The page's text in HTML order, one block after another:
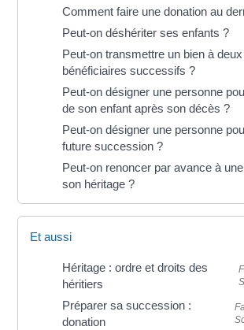
Comment faire une donation au
Peut-on déshériter ses enfants ?
Peut-on transmettre un bien à deux
bénéficiaires successifs ?
Peut-on désigner une personne
de son enfant après son décès ?
Peut-on désigner une personne
future succession ?
Peut-on renoncer par avance à
son héritage ?
Et aussi
Héritage : ordre et droits des
héritiers
Préparer sa succession :
donation